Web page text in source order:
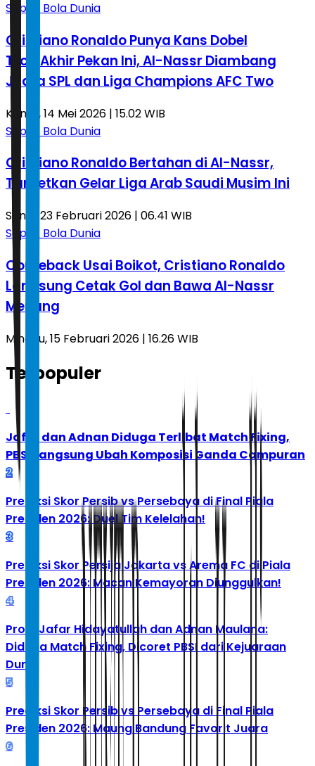
Sepak Bola Dunia
Cristiano Ronaldo Punya Kans Dobel
Trofi Akhir Pekan Ini, Al-Nassr Diambang
Juara SPL dan Liga Champions AFC Two
Kamis, 14 Mei 2026 | 15.02 WIB
Sepak Bola Dunia
Cristiano Ronaldo Bertahan di Al-Nassr,
Targetkan Gelar Liga Arab Saudi Musim Ini
Senin, 23 Februari 2026 | 06.41 WIB
Sepak Bola Dunia
Comeback Usai Boikot, Cristiano Ronaldo
Langsung Cetak Gol dan Bawa Al-Nassr
Menang
Minggu, 15 Februari 2026 | 16.26 WIB
Terpopuler
Jafar dan Adnan Diduga Terlibat Match Fixing,
PBSI Langsung Ubah Komposisi Ganda Campuran
2
Prediksi Skor Persib vs Persebaya di Final Piala
Presiden 2026: Duel Tim Kelelahan!
3
Prediksi Skor Persija Jakarta vs Arema FC di Piala
Presiden 2026: Macan Kemayoran Diunggulkan!
4
Profil Jafar Hidayatullah dan Adnan Maulana:
Diduga Match Fixing, Dicoret PBSI dari Kejuaraan
Dunia
5
Prediksi Skor Persib vs Persebaya di Final Piala
Presiden 2026: Maung Bandung Favorit Juara
6